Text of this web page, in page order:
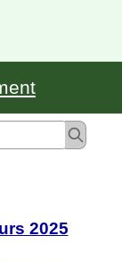
2025